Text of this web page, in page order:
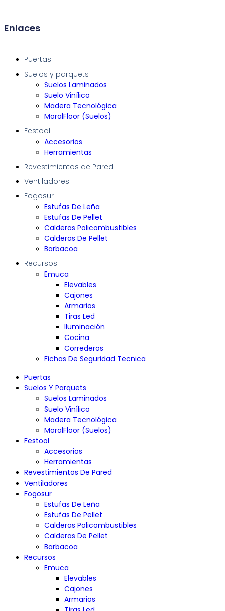
Enlaces
Puertas
Suelos y parquets
Suelos Laminados
Suelo Vinílico
Madera Tecnológica
MoralFloor (Suelos)
Festool
Accesorios
Herramientas
Revestimientos de Pared
Ventiladores
Fogosur
Estufas De Leña
Estufas De Pellet
Calderas Policombustibles
Calderas De Pellet
Barbacoa
Recursos
Emuca
Elevables
Cajones
Armarios
Tiras Led
Iluminación
Cocina
Correderos
Fichas De Seguridad Tecnica
Puertas
Suelos Y Parquets
Suelos Laminados
Suelo Vinílico
Madera Tecnológica
MoralFloor (Suelos)
Festool
Accesorios
Herramientas
Revestimientos De Pared
Ventiladores
Fogosur
Estufas De Leña
Estufas De Pellet
Calderas Policombustibles
Calderas De Pellet
Barbacoa
Recursos
Emuca
Elevables
Cajones
Armarios